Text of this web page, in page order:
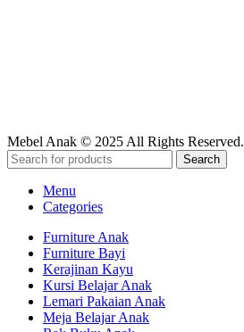
Mebel Anak © 2025 All Rights Reserved.
Search
Menu
Categories
Furniture Anak
Furniture Bayi
Kerajinan Kayu
Kursi Belajar Anak
Lemari Pakaian Anak
Meja Belajar Anak